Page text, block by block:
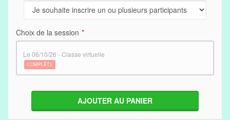
Choix de la session
le 06/10/26 - Classe virtuelle
COMPLÈTE
AJOUTER AU PANIER